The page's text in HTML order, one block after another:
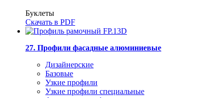
Буклеты
Скачать в PDF
27. Профили фасадные алюминиевые
Дизайнерские
Базовые
Узкие профили
Узкие профили специальные